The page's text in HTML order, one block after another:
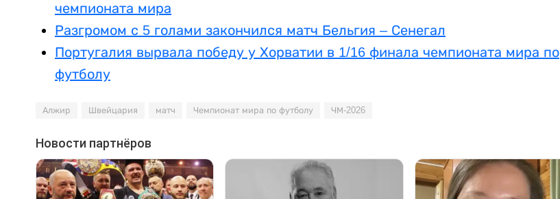
чемпионата мира
Разгромом с 5 голами закончился матч Бельгия – Сенегал
Португалия вырвала победу у Хорватии в 1/16 финала чемпионата мира по
футболу
Алжир Швейцария матч Чемпионат мира по футболу ЧМ-2026